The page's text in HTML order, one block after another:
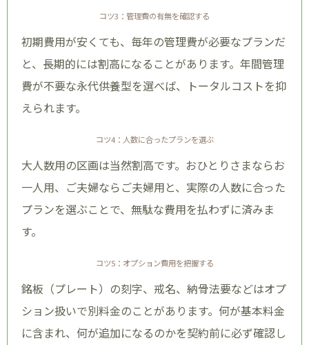
コツ3：管理費の有無を確認する
初期費用が安くても、毎年の管理費が必要なプランだ
と、長期的には割高になることがあります。年間管理
費が不要な永代供養型を選べば、トータルコストを抑
えられます。
コツ4：人数に合ったプランを選ぶ
大人数用の区画は当然割高です。おひとりさまならお
一人用、ご夫婦ならご夫婦用と、実際の人数に合った
プランを選ぶことで、無駄な費用を払わずに済みま
す。
コツ5：オプション費用を把握する
銘板（プレート）の刻字、戒名、納骨法要などはオプ
ション扱いで別料金のことがあります。何が基本料金
に含まれ、何が追加になるのかを契約前に必ず確認し